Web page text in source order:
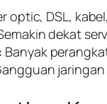
optic, DSL,
dekat
Banyak